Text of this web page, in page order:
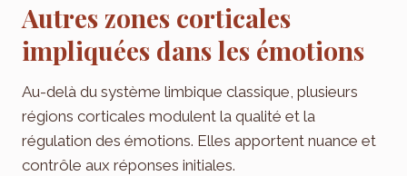
Autres zones corticales
impliquées dans les émotions
Au-delà du système limbique classique, plusieurs
régions corticales modulent la qualité et la
régulation des émotions. Elles apportent nuance et
contrôle aux réponses initiales.